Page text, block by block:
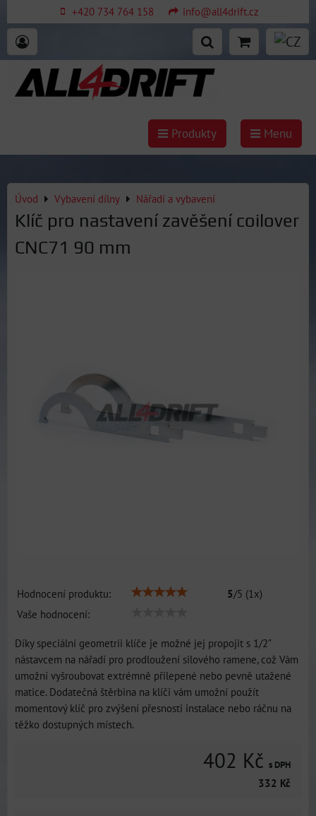
+420 734 764 158 info@all4drift.cz
Produkty Menu
Úvod Vybavení dílny Nářadí a vybavení
Klíč pro nastavení zavěšení coilover
CNC71 90 mm
Hodnocení produktu: 5/5 (1x)
Vaše hodnocení:
Díky speciální geometrii klíče je možné jej propojit s 1/2"
nástavcem na nářadí pro prodloužení silového ramene, což Vám
umožní vyšroubovat extrémně přilepené nebo pevně utažené
matice. Dodatečná štěrbina na klíči vám umožní použít
momentový klíč pro zvýšení přesnosti instalace nebo ráčnu na
těžko dostupných místech.
402 Kč s DPH
332 Kč